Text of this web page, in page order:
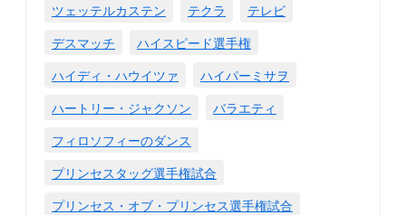
ツェッテルカステン
テクラ
テレビ
デスマッチ
ハイスピード選手権
ハイディ・ハウイツァ
ハイパーミサヲ
ハートリー・ジャクソン
バラエティ
フィロソフィーのダンス
プリンセスタッグ選手権試合
プリンセス・オブ・プリンセス選手権試合